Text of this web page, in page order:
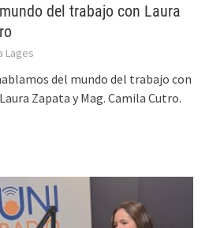
del trabajo con Laura
Lages
del mundo del trabajo con
Zapata y Mag. Camila Cutro.